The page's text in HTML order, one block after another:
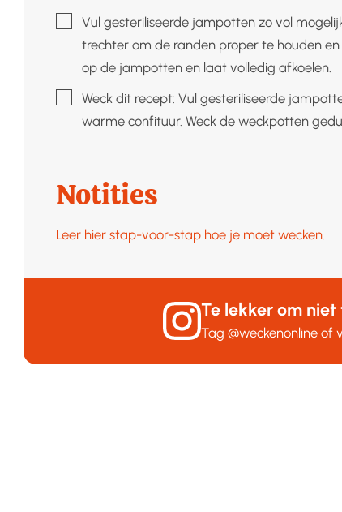
▢Vul gesteriliseerde jampotten zo vol
trechter om de randen proper te houden
op de jampotten en laat volledig afkoelen.
▢Weck dit recept: Vul gesteriliseerde
warme confituur. Weck de weckpotten
Notities
Leer hier stap-voor-stap hoe je moet wecken.
Te lekker om niet
Tag@weckenonline of